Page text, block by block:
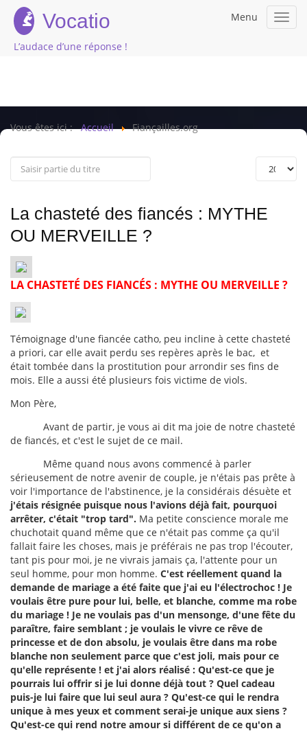
Vocatio
L’audace d’une réponse !
Menu
Vous êtes ici : Accueil Fiançailles.org
La chasteté des fiancés : MYTHE
OU MERVEILLE ?
LA CHASTETÉ DES FIANCÉS : MYTHE OU MERVEILLE ?
Témoignage d'une fiancée catho, peu incline à cette chasteté
a priori, car elle avait perdu ses repères après le bac, et
était tombée dans la prostitution pour arrondir ses fins de
mois. Elle a aussi été plusieurs fois victime de viols.
Mon Père,
Avant de partir, je vous ai dit ma joie de notre chasteté
de fiancés, et c'est le sujet de ce mail.
Même quand nous avons commencé à parler
sérieusement de notre avenir de couple, je n'étais pas prête à
voir l'importance de l'abstinence, je la considérais désuète et
j'étais résignée puisque nous l'avions déjà fait, pourquoi
arrêter, c'était "trop tard". Ma petite conscience morale me
chuchotait quand même que ce n'était pas comme ça qu'il
fallait faire les choses, mais je préférais ne pas trop l'écouter,
tant pis pour moi, je ne vivrais jamais ça, l'attente pour un
seul homme, pour mon homme. C'est réellement quand la
demande de mariage a été faite que j'ai eu l'électrochoc ! Je
voulais être pure pour lui, belle, et blanche, comme ma robe
du mariage ! Je ne voulais pas d'un mensonge, d'une fête du
paraître, faire semblant ; je voulais le vivre ce rêve de
princesse et de don absolu, je voulais être dans ma robe
blanche non seulement parce que c'est joli, mais pour ce
qu'elle représente ! et j'ai alors réalisé : Qu'est-ce que je
pourrais lui offrir si je lui donne déjà tout ? Quel cadeau
puis-je lui faire que lui seul aura ? Qu'est-ce qui le rendra
unique à mes yeux et comment serai-je unique aux siens ?
Qu'est-ce qui rend notre amour si différent de ce qu'on a